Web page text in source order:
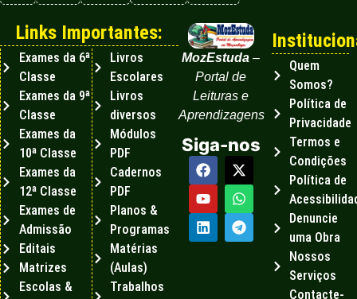
MozEstuda –
Portal de
Leituras e
Aprendizagens
Siga-nos
Quem
Somos?
Política de
Privacidade
Termos e
Condições
Política de
Denuncie
uma Obra
Nossos
Serviços
Contacte-
Links Importantes:
Exames da 6ª
Classe
Exames da 9ª
Classe
Exames da
10ª Classe
Exames da
12ª Classe
Exames de
Admissão
Editais
Matrizes
Escolas &
Livros
Escolares
Livros
diversos
Módulos
PDF
Cadernos
PDF
Planos &
Programas
Matérias
(Aulas)
Trabalhos